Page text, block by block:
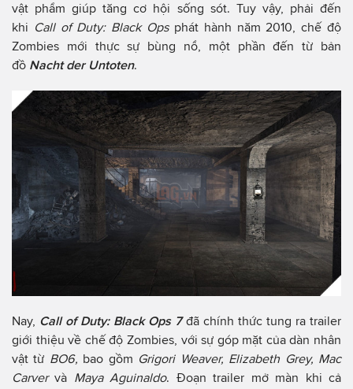
vật phẩm giúp tăng cơ hội sống sót. Tuy vậy, phải đến
khi Call of Duty: Black Ops phát hành năm 2010, chế độ
Zombies mới thực sự bùng nổ, một phần đến từ bản
đồ Nacht der Untoten.
Nay, Call of Duty: Black Ops 7đã chính thức tung ra trailer
giới thiệu về chế độ Zombies, với sự góp mặt của dàn nhân
vật từ BO6, bao gồm Grigori Weaver, Elizabeth Grey, Mac
Carvervà Maya Aguinaldo. Đoạn trailer mở màn khi cả